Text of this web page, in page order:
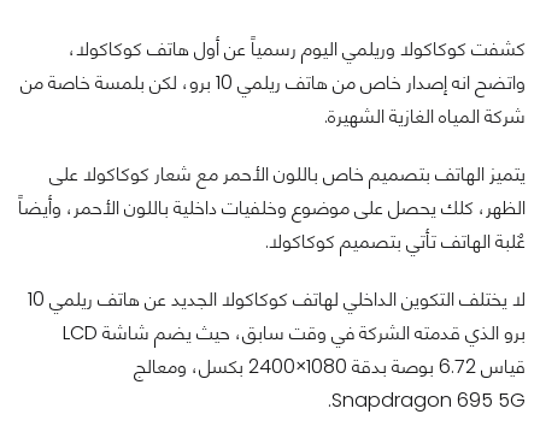
كشفت كوكاكولا وريلمي اليوم رسمياً عن أول هاتف كوكاكولا،
واتضح انه إصدار خاص من هاتف ريلمي 10 برو، لكن بلمسة خاصة من
شركة المياه الغازية الشهيرة.
يتميز الهاتف بتصميم خاص باللون الأحمر مع شعار كوكاكولا على
الظهر، كلك يحصل على موضوع وخلفيات داخلية باللون الأحمر، وأيضاً
عٌلبة الهاتف تأتي بتصميم كوكاكولا.
لا يختلف التكوين الداخلي لهاتف كوكاكولا الجديد عن هاتف ريلمي 10
برو الذي قدمته الشركة في وقت سابق، حيث يضم شاشة LCD
قياس 6.72 بوصة بدقة 1080×2400 بكسل، ومعالج
Snapdragon 695 5G.